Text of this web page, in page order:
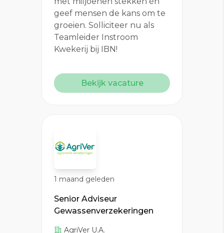
geef mensen de kans om te
groeien. Solliciteer nu als
Teamleider Instroom
Kwekerij bij IBN!
Bekijk vacature
1 maand geleden
Senior Adviseur
Gewassenverzekeringen
AgriVer U.A.